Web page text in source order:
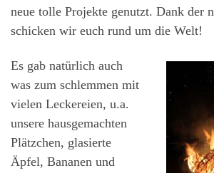
neue tolle Projekte genutzt. Dank der
schicken wir euch rund um die Welt!
Es gab natürlich auch
was zum schlemmen mit
vielen Leckereien, u.a.
unsere hausgemachten
Plätzchen, glasierte
Äpfel, Bananen und